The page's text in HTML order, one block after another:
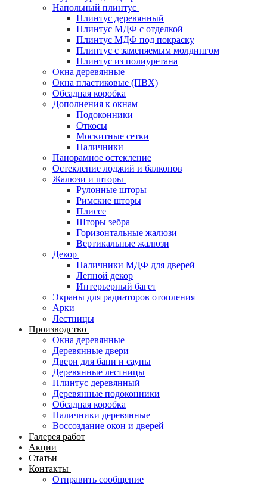
Напольный плинтус
Плинтус деревянный
Плинтус МДФ с отделкой
Плинтус МДФ под покраску
Плинтус с заменяемым молдингом
Плинтус из полиуретана
Окна деревянные
Окна пластиковые (ПВХ)
Обсадная коробка
Дополнения к окнам
Подоконники
Откосы
Москитные сетки
Наличники
Панорамное остекление
Остекление лоджий и балконов
Жалюзи и шторы
Рулонные шторы
Римские шторы
Плиссе
Шторы зебра
Горизонтальные жалюзи
Вертикальные жалюзи
Декор
Наличники МДФ для дверей
Лепной декор
Интерьерный багет
Экраны для радиаторов отопления
Арки
Лестницы
Производство
Окна деревянные
Деревянные двери
Двери для бани и сауны
Деревянные лестницы
Плинтус деревянный
Деревянные подоконники
Обсадная коробка
Наличники деревянные
Воссоздание окон и дверей
Галерея работ
Акции
Статьи
Контакты
Отправить сообщение